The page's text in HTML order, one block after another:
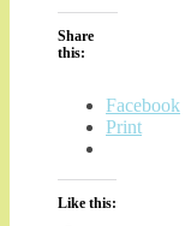
Share
this:
Facebook
Print
Like this: